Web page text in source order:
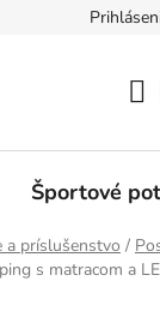
Športové
a príslušenstvo /
s matracom a